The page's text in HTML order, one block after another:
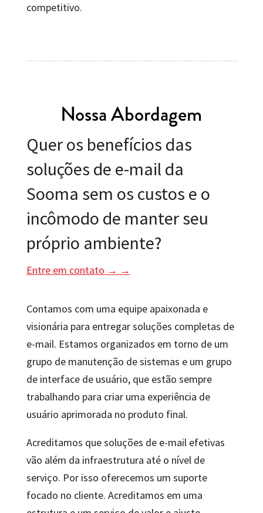
competitivo.
Nossa Abordagem
Quer os benefícios das
soluções de e-mail da
Sooma sem os custos e o
incômodo de manter seu
próprio ambiente?
Entre em contato → →
Contamos com uma equipe apaixonada e
visionária para entregar soluções completas de
e-mail. Estamos organizados em torno de um
grupo de manutenção de sistemas e um grupo
de interface de usuário, que estão sempre
trabalhando para criar uma experiência de
usuário aprimorada no produto final.
Acreditamos que soluções de e-mail efetivas
vão além da infraestrutura até o nível de
serviço. Por isso oferecemos um suporte
focado no cliente. Acreditamos em uma